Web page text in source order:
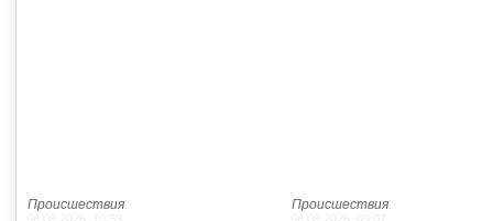
Происшествия Происшествия